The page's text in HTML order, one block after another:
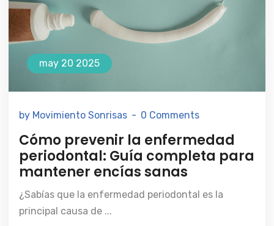
may 20 2025
by Movimiento Sonrisas 0 Comments
Cómo prevenir la enfermedad
periodontal: Guía completa para
mantener encías sanas
¿Sabías que la enfermedad periodontal es la
principal causa de ...